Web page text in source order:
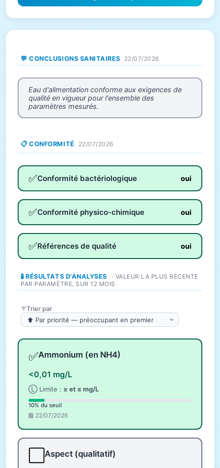
💬 CONCLUSIONS SANITAIRES 22/07/2026
Eau d'alimentation conforme aux exigences de
qualité en vigueur pour l'ensemble des
paramètres mesurés.
📋 CONFORMITÉ 22/07/2026
✅Conformité bactériologique oui
✅Conformité physico-chimique oui
✅Références de qualité oui
🧪 RÉSULTATS D'ANALYSES
· VALEUR LA PLUS RÉCENTE
PAR PARAMÈTRE, SUR 12 MOIS
Trier par
✅Ammonium (en NH4)
<0,01 mg/L
Ⓛ Limite : ≥ et ≤ mg/L
10% du seuil
22/07/2026
Aspect (qualitatif)